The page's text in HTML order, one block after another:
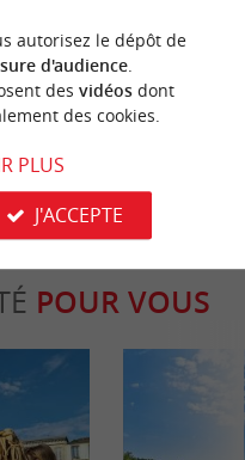
:15/06/2026 à 02:49:14
Image d'illustration non
POUR VOUS
autorisez le dépôt de
d'audience.
des vidéosdont
des cookies.
PLUS
J'ACCEPTE